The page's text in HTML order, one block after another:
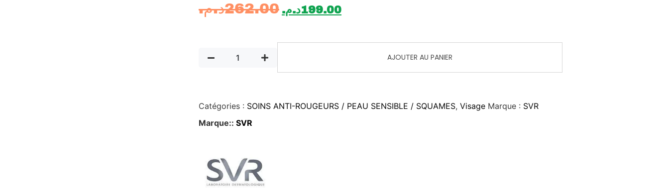
262.00د.م. 199.00د.م.
AJOUTER AU PANIER
Catégories : SOINS ANTI-ROUGEURS / PEAU SENSIBLE / SQUAMES, Visage Marque : SVR
Marque:: SVR